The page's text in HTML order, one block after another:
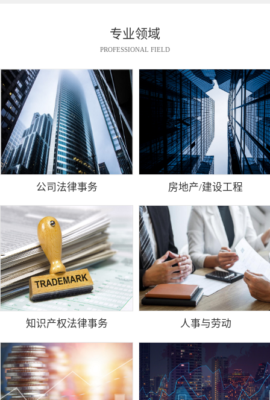
专业领域
PROFESSIONAL FIELD
公司法律事务 房地产/建设工程
知识产权法律事务 人事与劳动